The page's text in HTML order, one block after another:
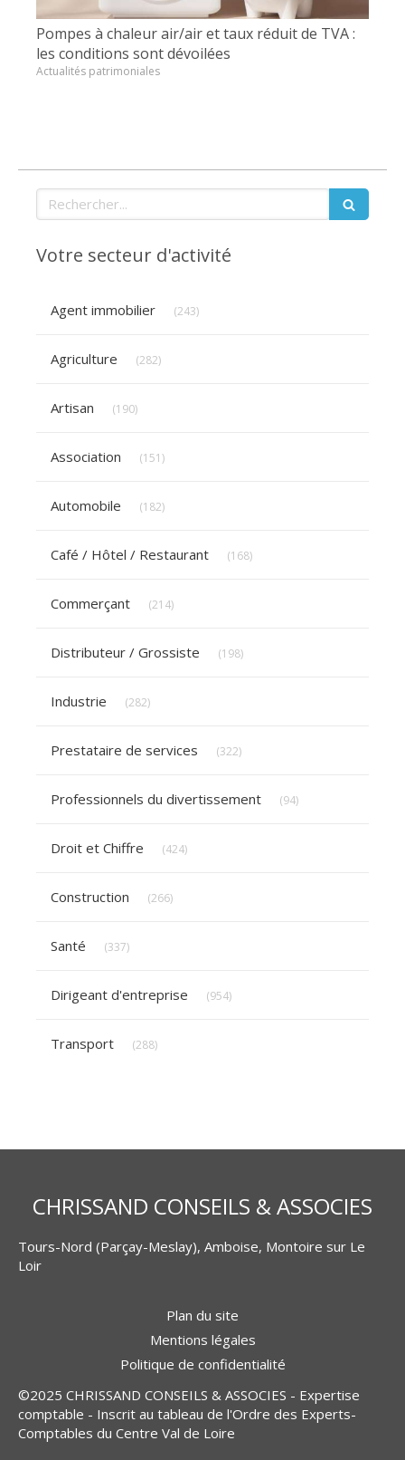
Pompes à chaleur air/air et taux réduit de TVA :
les conditions sont dévoilées
Actualités patrimoniales
Rechercher
Votre secteur d'activité
Agent immobilier (243)
Agriculture (282)
Artisan (190)
Association (151)
Automobile (182)
Café / Hôtel / Restaurant (168)
Commerçant (214)
Distributeur / Grossiste (198)
Industrie (282)
Prestataire de services (322)
Professionnels du divertissement (94)
Droit et Chiffre (424)
Construction (266)
Santé (337)
Dirigeant d'entreprise (954)
Transport (288)
CHRISSAND CONSEILS & ASSOCIES
Tours-Nord (Parçay-Meslay), Amboise, Montoire sur Le
Loir
Plan du site
Mentions légales
Politique de confidentialité
©2025 CHRISSAND CONSEILS & ASSOCIES - Expertise
comptable - Inscrit au tableau de l'Ordre des Experts-
Comptables du Centre Val de Loire